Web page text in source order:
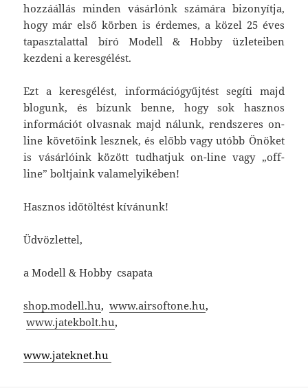
hozzáállás minden vásárlónk számára bizonyítja,
hogy már első körben is érdemes, a közel 25 éves
tapasztalattal bíró Modell & Hobby üzleteiben
kezdeni a keresgélést.
Ezt a keresgélést, információgyűjtést segíti majd
blogunk, és bízunk benne, hogy sok hasznos
információt olvasnak majd nálunk, rendszeres on-
line követőink lesznek, és előbb vagy utóbb Önöket
is vásárlóink között tudhatjuk on-line vagy „off-
line” boltjaink valamelyikében!
Hasznos időtöltést kívánunk!
Üdvözlettel,
a Modell & Hobby csapata
shop.modell.hu,www.airsoftone.hu,
www.jatekbolt.hu,
www.jateknet.hu